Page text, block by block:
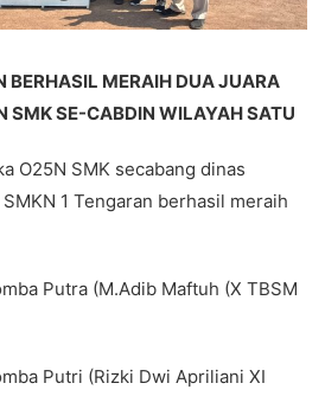
BERHASIL MERAIH DUA JUARA
SMK SE-CABDIN WILAYAH SATU
O25N SMK secabang dinas
1 Tengaran berhasil meraih
Putra (M.Adib Maftuh (X TBSM
Putri (Rizki Dwi Apriliani XI